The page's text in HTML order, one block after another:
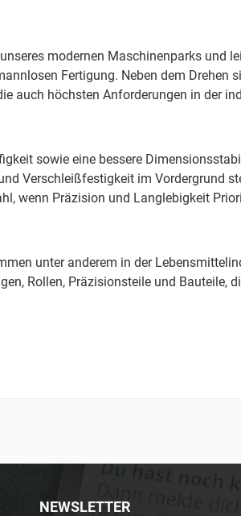
modernen Maschinenparks und
Fertigung. Neben dem Drehen
auch höchsten Anforderungen in der
sowie eine bessere
Verschleißfestigkeit im Vordergrund
wenn Präzision und Langlebigkeit
unter anderem in der
Rollen, Präzisionsteile und
NEWSLETTER